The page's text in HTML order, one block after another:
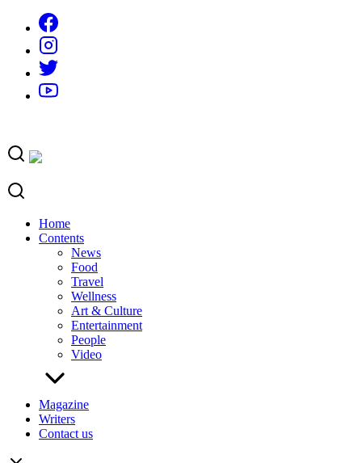
content
Home
Contents
News
Food
Travel
Wellness
Art & Culture
Entertainment
People
Video
Magazine
Writers
Contact us